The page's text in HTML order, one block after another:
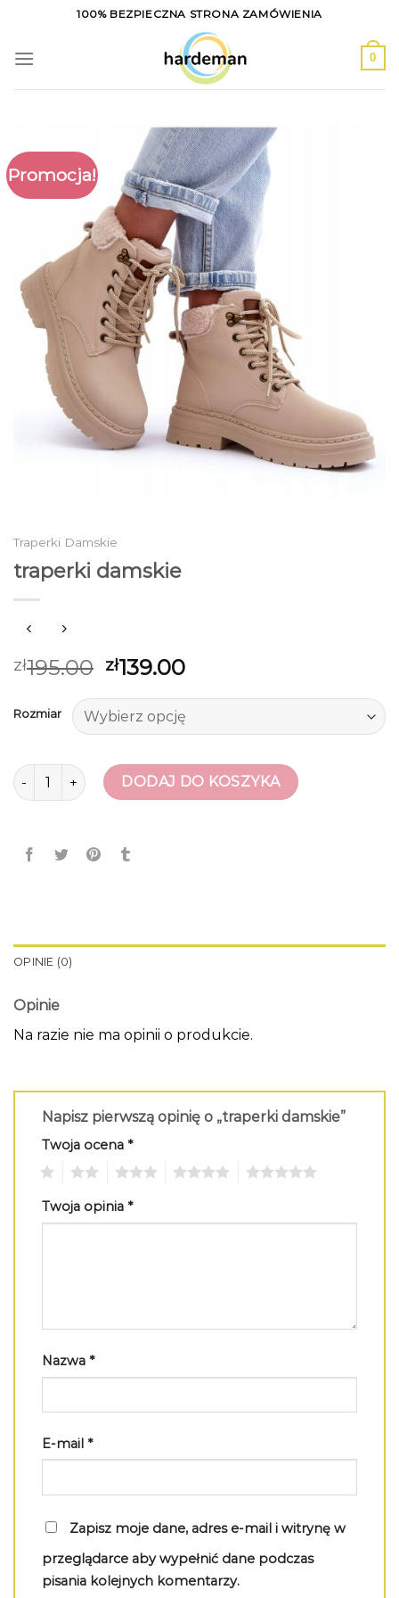
content
100% BEZPIECZNA STRONA ZAMÓWIENIA
0
Promocja!
Traperki Damskie
traperki damskie
zł195.00 zł139.00
Rozmiar
ilość traperki damskieDODAJ DO KOSZYKA
OPINIE (0)
Opinie
Na razie nie ma opinii o produkcie.
Napisz pierwszą opinię o „traperki damskie”
Twoja ocena *
Twoja opinia *
Nazwa *
E-mail *
Zapisz moje dane, adres e-mail i witrynę w
przeglądarce aby wypełnić dane podczas
pisania kolejnych komentarzy.